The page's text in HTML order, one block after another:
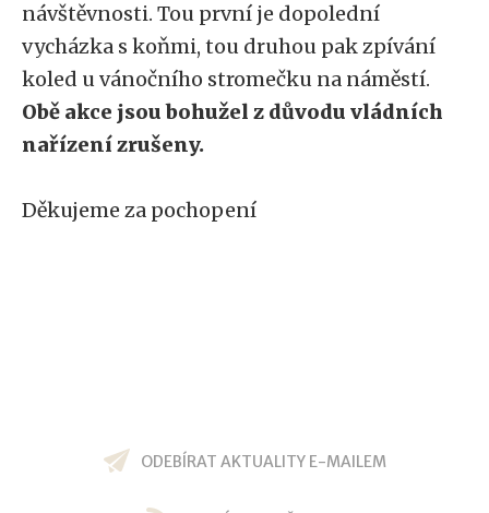
návštěvnosti. Tou první je dopolední
vycházka s koňmi, tou druhou pak zpívání
koled u vánočního stromečku na náměstí.
Obě akce jsou bohužel z důvodu vládních
nařízení zrušeny.
Děkujeme za pochopení
ODEBÍRAT AKTUALITY E-MAILEM